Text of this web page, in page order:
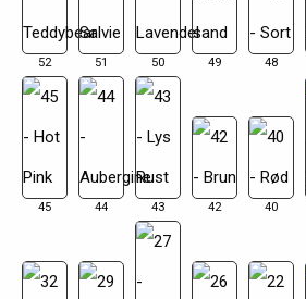
52 51 50 49 48
45 44 43 42 40